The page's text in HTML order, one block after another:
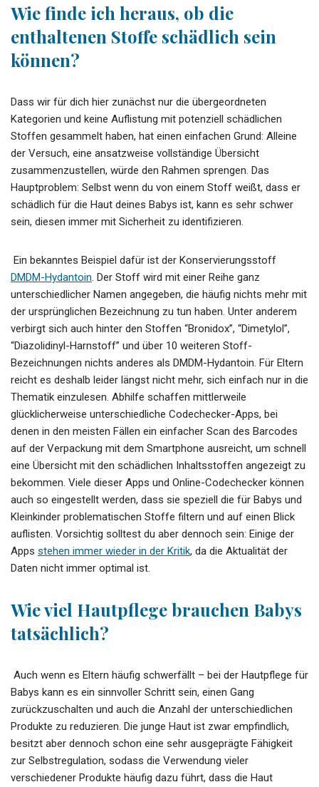
Wie finde ich heraus, ob die
enthaltenen Stoffe schädlich sein
können?
Dass wir für dich hier zunächst nur die übergeordneten
Kategorien und keine Auflistung mit potenziell schädlichen
Stoffen gesammelt haben, hat einen einfachen Grund: Alleine
der Versuch, eine ansatzweise vollständige Übersicht
zusammenzustellen, würde den Rahmen sprengen. Das
Hauptproblem: Selbst wenn du von einem Stoff weißt, dass er
schädlich für die Haut deines Babys ist, kann es sehr schwer
sein, diesen immer mit Sicherheit zu identifizieren.
Ein bekanntes Beispiel dafür ist der Konservierungsstoff
DMDM-Hydantoin. Der Stoff wird mit einer Reihe ganz
unterschiedlicher Namen angegeben, die häufig nichts mehr mit
der ursprünglichen Bezeichnung zu tun haben. Unter anderem
verbirgt sich auch hinter den Stoffen “Bronidox”, “Dimetylol”,
“Diazolidinyl-Harnstoff” und über 10 weiteren Stoff-
Bezeichnungen nichts anderes als DMDM-Hydantoin. Für Eltern
reicht es deshalb leider längst nicht mehr, sich einfach nur in die
Thematik einzulesen. Abhilfe schaffen mittlerweile
glücklicherweise unterschiedliche Codechecker-Apps, bei
denen in den meisten Fällen ein einfacher Scan des Barcodes
auf der Verpackung mit dem Smartphone ausreicht, um schnell
eine Übersicht mit den schädlichen Inhaltsstoffen angezeigt zu
bekommen. Viele dieser Apps und Online-Codechecker können
auch so eingestellt werden, dass sie speziell die für Babys und
Kleinkinder problematischen Stoffe filtern und auf einen Blick
auflisten. Vorsichtig solltest du aber dennoch sein: Einige der
Apps stehen immer wieder in der Kritik, da die Aktualität der
Daten nicht immer optimal ist.
Wie viel Hautpflege brauchen Babys
tatsächlich?
Auch wenn es Eltern häufig schwerfällt – bei der Hautpflege für
Babys kann es ein sinnvoller Schritt sein, einen Gang
zurückzuschalten und auch die Anzahl der unterschiedlichen
Produkte zu reduzieren. Die junge Haut ist zwar empfindlich,
besitzt aber dennoch schon eine sehr ausgeprägte Fähigkeit
zur Selbstregulation, sodass die Verwendung vieler
verschiedener Produkte häufig dazu führt, dass die Haut